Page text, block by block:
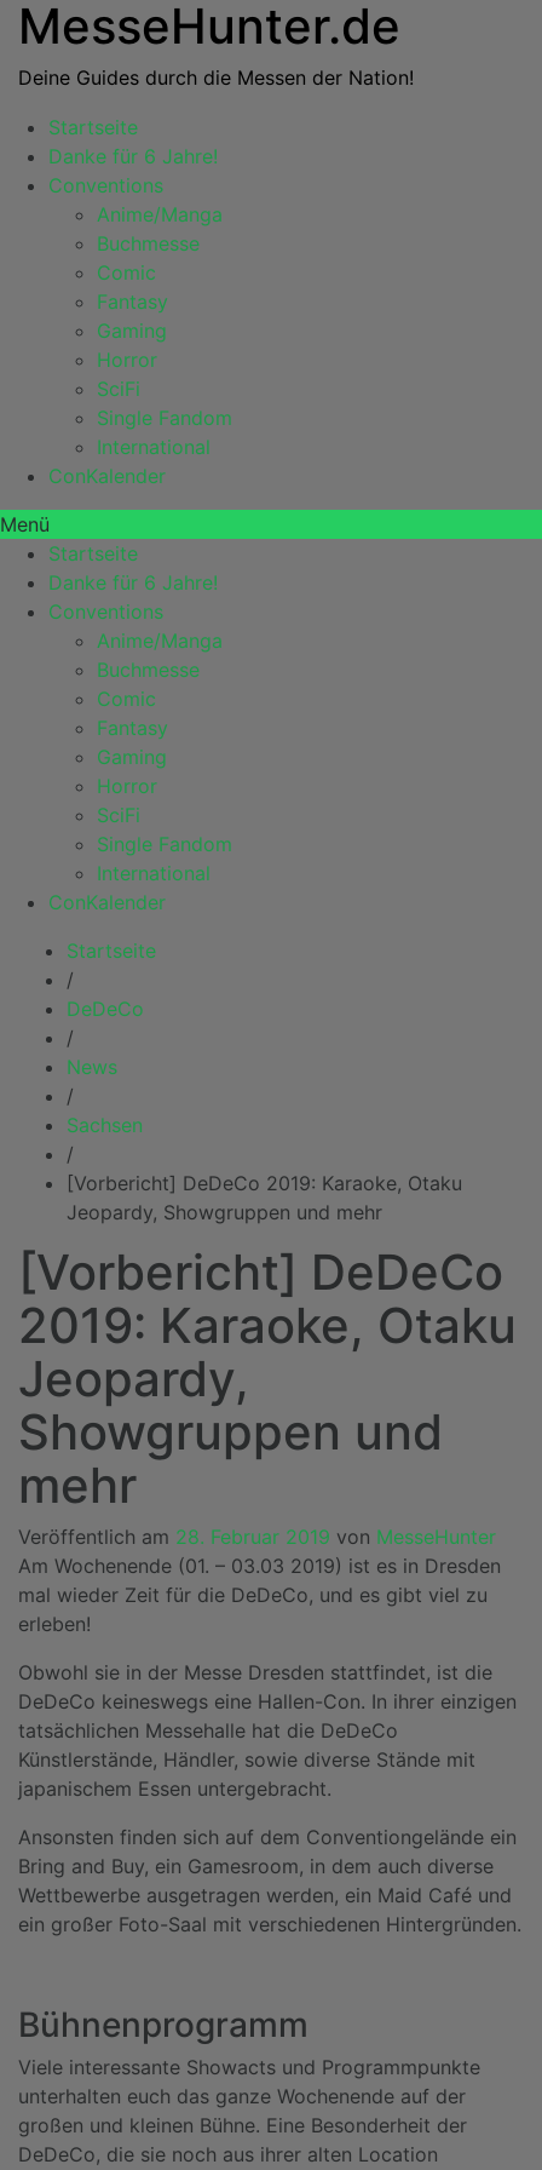
MesseHunter.de
Deine Guides durch die Messen der Nation!
Startseite
Danke für 6 Jahre!
Conventions
Anime/Manga
Buchmesse
Comic
Fantasy
Gaming
Horror
SciFi
Single Fandom
International
ConKalender
Menü
Startseite
Danke für 6 Jahre!
Conventions
Anime/Manga
Buchmesse
Comic
Fantasy
Gaming
Horror
SciFi
Single Fandom
International
ConKalender
Startseite
/
DeDeCo
/
News
/
Sachsen
/
[Vorbericht] DeDeCo 2019: Karaoke, Otaku
Jeopardy, Showgruppen und mehr
[Vorbericht] DeDeCo
2019: Karaoke, Otaku
Jeopardy,
Showgruppen und
mehr
Veröffentlich am 28. Februar 2019 von MesseHunter
Am Wochenende (01. – 03.03 2019) ist es in Dresden
mal wieder Zeit für die DeDeCo, und es gibt viel zu
erleben!
Obwohl sie in der Messe Dresden stattfindet, ist die
DeDeCo keineswegs eine Hallen-Con. In ihrer einzigen
tatsächlichen Messehalle hat die DeDeCo
Künstlerstände, Händler, sowie diverse Stände mit
japanischem Essen untergebracht.
Ansonsten finden sich auf dem Conventiongelände ein
Bring and Buy, ein Gamesroom, in dem auch diverse
Wettbewerbe ausgetragen werden, ein Maid Café und
ein großer Foto-Saal mit verschiedenen Hintergründen.
Bühnenprogramm
Viele interessante Showacts und Programmpunkte
unterhalten euch das ganze Wochenende auf der
großen und kleinen Bühne. Eine Besonderheit der
DeDeCo, die sie noch aus ihrer alten Location